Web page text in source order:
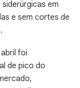
em
e sem cortes de
foi
de pico do